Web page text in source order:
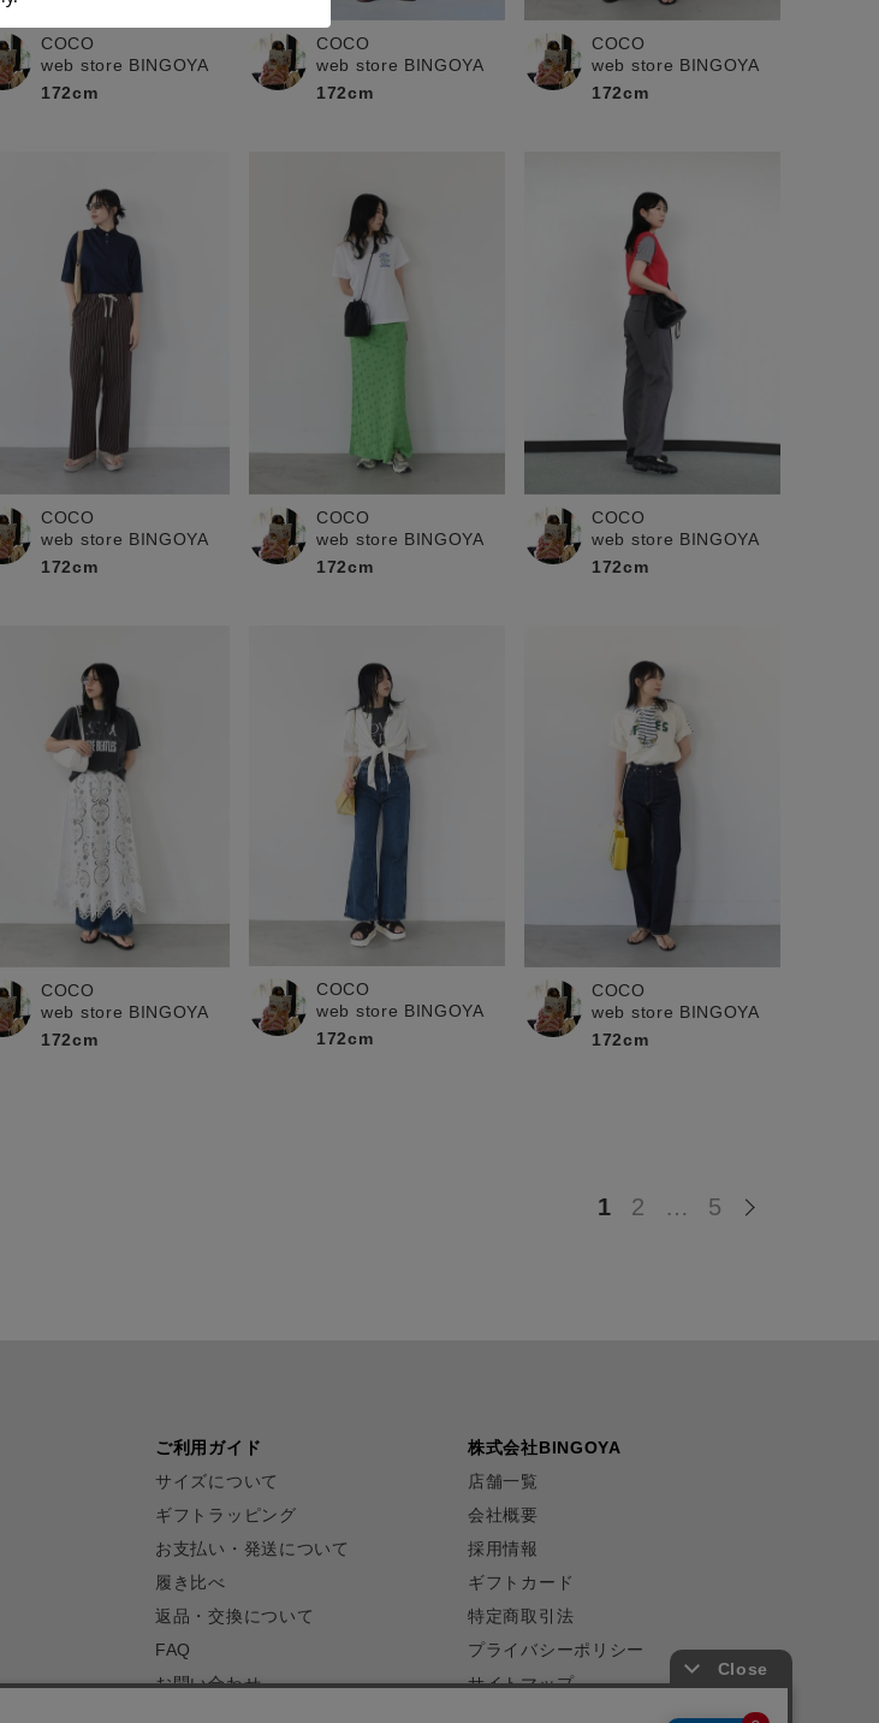
COCO
web store BINGOYA
172cm
COCO
web store BINGOYA
172cm
COCO
web store BINGOYA
172cm
COCO
web store BINGOYA
172cm
COCO
web store BINGOYA
172cm
COCO
web store BINGOYA
172cm
COCO
web store BINGOYA
172cm
COCO
web store BINGOYA
172cm
COCO
web store BINGOYA
172cm
1 2 … 5
ご利用ガイド
サイズについて
ギフトラッピング
お支払い・発送について
履き比べ
返品・交換について
FAQ
お問い合わせ
株式会社BINGOYA
店舗一覧
会社概要
採用情報
ギフトカード
特定商取引法
プライバシーポリシー
サイトマップ